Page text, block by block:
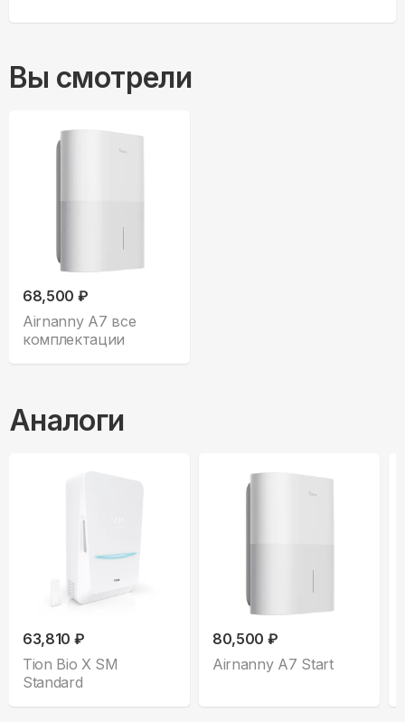
Вы смотрели
68,500 ₽
Airnanny A7 все
комплектации
Аналоги
63,810 ₽
Tion Bio X SM
Standard
80,500 ₽
Airnanny A7 Start